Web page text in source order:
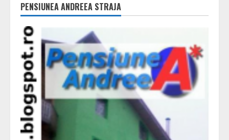
PENSIUNEA ANDREEA STRAJA